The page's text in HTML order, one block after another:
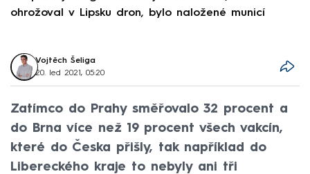
ohrožoval v Lipsku dron, bylo naložené municí
Vojtěch Šeliga
20. led 2021, 05:20
Zatímco do Prahy směřovalo 32 procent a
do Brna více než 19 procent všech vakcín,
které do Česka přišly, tak například do
Libereckého kraje to nebyly ani tři